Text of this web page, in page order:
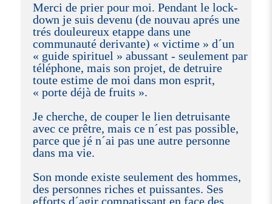
Merci de prier pour moi. Pendant le lock-
down je suis devenu (de nouvau aprés une
trés douleureux etappe dans une
communauté derivante) « victime » d´un
« guide spirituel » abussant - seulement par
téléphone, mais son projet, de detruire
toute estime de moi dans mon esprit,
« porte déjà de fruits ».
Je cherche, de couper le lien detruisante
avec ce prêtre, mais ce n´est pas possible,
parce que jé n´ai pas une autre personne
dans ma vie.
Son monde existe seulement des hommes,
des personnes riches et puissantes. Ses
efforts d´agir compatissant en face des